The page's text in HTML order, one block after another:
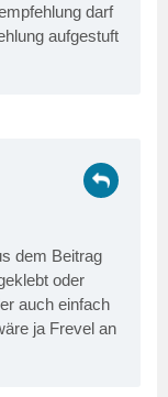
darf
aufgestuft
dem Beitrag
oder
auch einfach
ja Frevel an